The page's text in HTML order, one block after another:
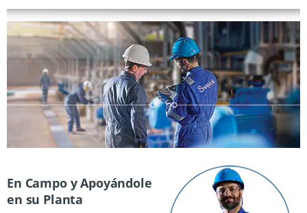
En Campo y Apoyándole
en su Planta